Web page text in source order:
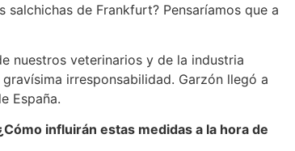
de Frankfurt? Pensaríamos que a
nuestros veterinarios y de la industria
irresponsabilidad. Garzón llegó a
España.
influirán estas medidas a la hora de